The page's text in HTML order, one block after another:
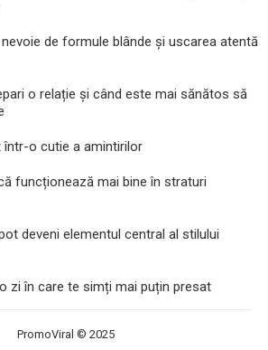
de formule blânde și uscarea atentă
o relație și când este mai sănătos să
într-o cutie a amintirilor
funcționează mai bine în straturi
deveni elementul central al stilului
zi în care te simți mai puțin presat
PromoViral © 2025